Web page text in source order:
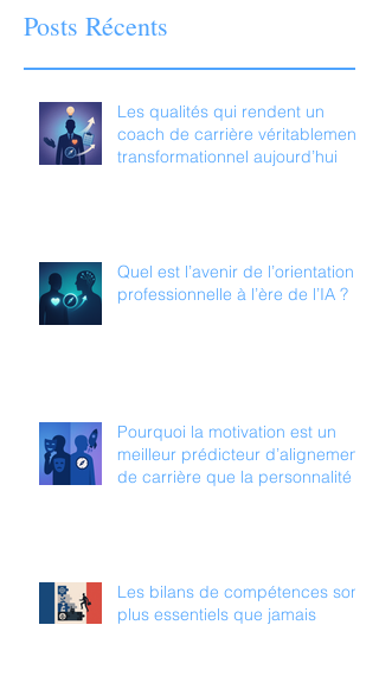
Posts Récents
Les qualités qui rendent un
coach de carrière véritablement
transformationnel aujourd’hui
Quel est l’avenir de l’orientation
professionnelle à l’ère de l’IA ?
Pourquoi la motivation est un
meilleur prédicteur d’alignement
de carrière que la personnalité
Les bilans de compétences sont
plus essentiels que jamais